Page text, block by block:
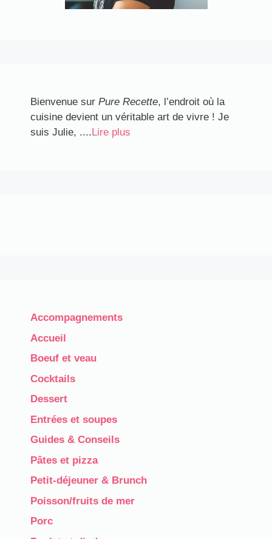
Bienvenue sur Pure Recette, l’endroit où la
cuisine devient un véritable art de vivre ! Je
suis Julie, ....Lire plus
Accompagnements
Accueil
Boeuf et veau
Cocktails
Dessert
Entrées et soupes
Guides & Conseils
Pâtes et pizza
Petit-déjeuner & Brunch
Poisson/fruits de mer
Porc